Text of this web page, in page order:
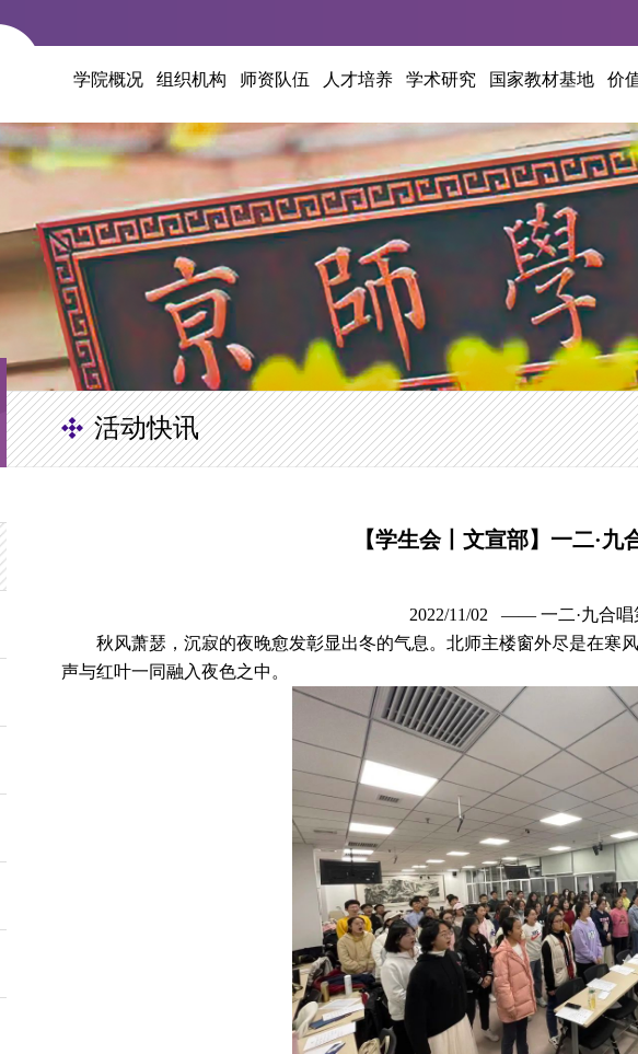
学院概况 组织机构 师资队伍 人才培养 学术研究 国家教材基地 价
活动快讯
【学生会丨文宣部】一二·九
2022/11/02 —— 一二·九合唱
秋风萧瑟，沉寂的夜晚愈发彰显出冬的气息。北师主楼窗外尽是在寒
声与红叶一同融入夜色之中。